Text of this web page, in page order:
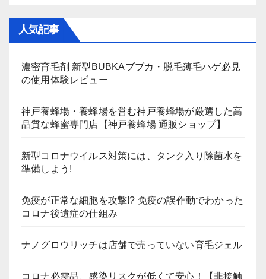
人気記事
濃密育毛剤 新型BUBKAブブカ・脱毛薄毛ハゲ必見
の使用体験レビュー
神戸養蜂場・養蜂場を営む神戸養蜂場が厳選した高
品質な蜂蜜専門店【神戸養蜂場 通販ショップ】
新型コロナウイルス対策には、タンク入り除菌水を
準備しよう!
免疫が正常な細胞を攻撃!? 免疫の誤作動でわかった
コロナ後遺症の仕組み
ナノグロウリッチは店舗で売っていない育毛ジェル
コロナ必需品、感染リスクが低くて安心！【非接触